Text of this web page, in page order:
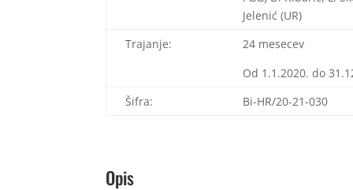
Jelenić (UR)
Trajanje:
24 mesecev
Od 1.1.2020. do
Šifra:
Bi-HR/20-21-030
Opis